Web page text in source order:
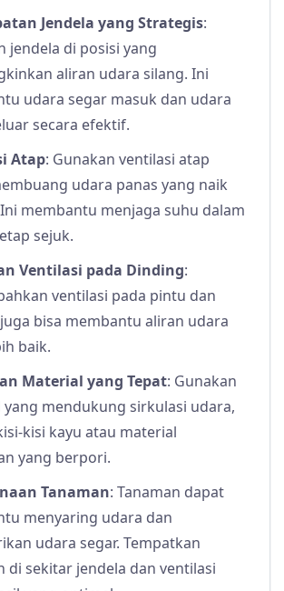
Jendela yang Strategis:
jendela di posisi yang
aliran udara silang. Ini
udara segar masuk dan udara
secara efektif.
Atap: Gunakan ventilasi atap
udara panas yang naik
membantu menjaga suhu dalam
sejuk.
Ventilasi pada Dinding:
ventilasi pada pintu dan
bisa membantu aliran udara
baik.
Material yang Tepat: Gunakan
yang mendukung sirkulasi udara,
kisi kayu atau material
yang berpori.
Tanaman: Tanaman dapat
menyaring udara dan
udara segar. Tempatkan
di sekitar jendela dan ventilasi